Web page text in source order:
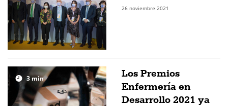
26 noviembre 2021
3 min
Los Premios
Enfermería en
Desarrollo 2021 ya